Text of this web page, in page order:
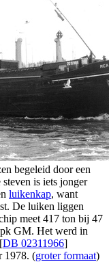
begeleid door een
is iets jonger
luikenkap, want
De luiken liggen
meet 417 ton bij 47
GM. Het werd in
DB 02311966]
1978. (groter formaat)